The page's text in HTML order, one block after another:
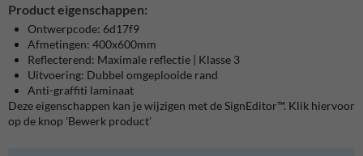
Product eigenschappen:
Ontwerpcode: 6d17f9
Afmetingen: 400x600mm
Reflecterend: Maximale reflectie | Klasse 3
Uitvoering: Dubbel omgeplooide rand
Anti-graffiti laminaat
Deze eigenschappen kan je wijzigen met de SignEditor™. Klik hiervoor
op de knop 'Bewerk product'